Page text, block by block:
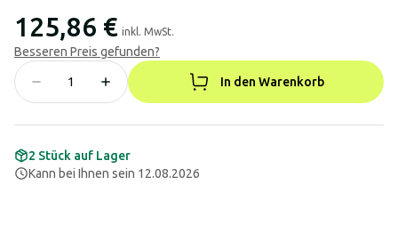
125,86 € inkl. MwSt.
Besseren Preis gefunden?
In den Warenkorb
2 Stück auf Lager
Kann bei Ihnen sein 12.08.2026